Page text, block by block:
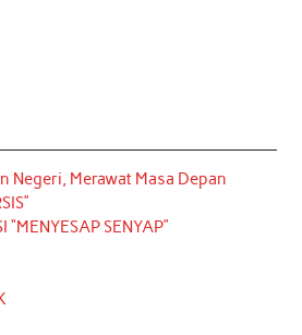
Negeri, Merawat Masa Depan
“MENYESAP SENYAP”